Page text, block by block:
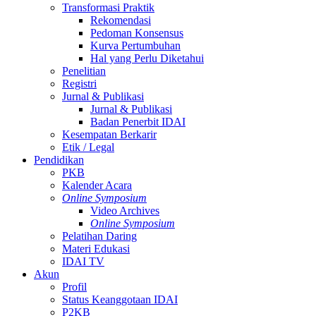
Transformasi Praktik
Rekomendasi
Pedoman Konsensus
Kurva Pertumbuhan
Hal yang Perlu Diketahui
Penelitian
Registri
Jurnal & Publikasi
Jurnal & Publikasi
Badan Penerbit IDAI
Kesempatan Berkarir
Etik / Legal
Pendidikan
PKB
Kalender Acara
Online Symposium
Video Archives
Online Symposium
Pelatihan Daring
Materi Edukasi
IDAI TV
Akun
Profil
Status Keanggotaan IDAI
P2KB